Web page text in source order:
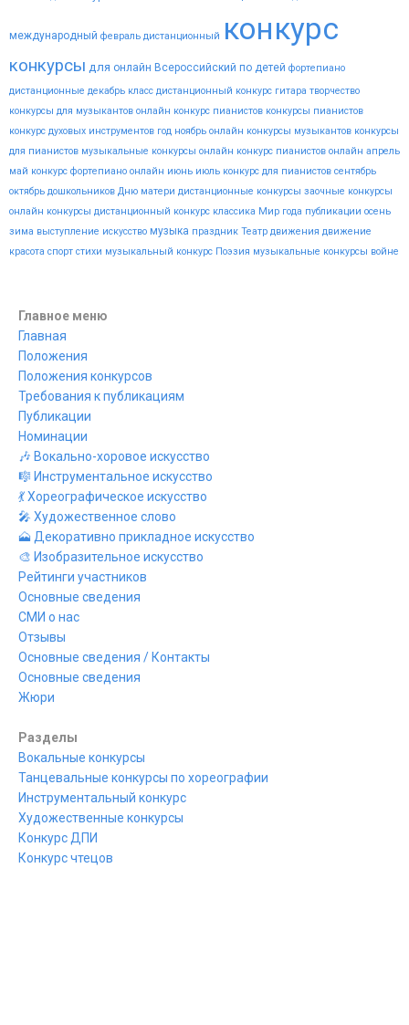
международный февраль дистанционный конкурс
конкурсы для онлайн Всероссийский по детей фортепиано
дистанционные декабрь класс дистанционный конкурс гитара творчество
конкурсы для музыкантов онлайн конкурс пианистов конкурсы пианистов
конкурс духовых инструментов год ноябрь онлайн конкурсы музыкантов конкурсы
для пианистов музыкальные конкурсы онлайн конкурс пианистов онлайн апрель
май конкурс фортепиано онлайн июнь июль конкурс для пианистов сентябрь
октябрь дошкольников Дню матери дистанционные конкурсы заочные конкурсы
онлайн конкурсы дистанционный конкурс классика Мир года публикации осень
зима выступление искусство музыка праздник Театр движения движение
красота спорт стихи музыкальный конкурс Поэзия музыкальные конкурсы войне
Главное меню
Главная
Положения
Положения конкурсов
Требования к публикациям
Публикации
Номинации
🎶 Вокально-хоровое искусство
🎼 Инструментальное искусство
💃 Хореографическое искусство
🎤 Художественное слово
🗻 Декоративно прикладное искусство
🎨 Изобразительное искусство
Рейтинги участников
Основные сведения
СМИ о нас
Отзывы
Основные сведения / Контакты
Основные сведения
Жюри
Разделы
Вокальные конкурсы
Танцевальные конкурсы по хореографии
Инструментальный конкурс
Художественные конкурсы
Конкурс ДПИ
Конкурс чтецов